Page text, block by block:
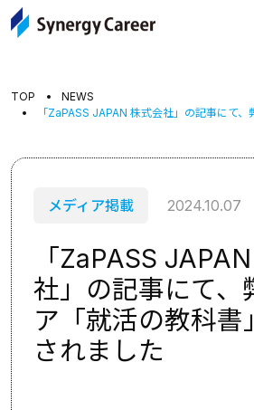
TOP
NEWS
「ZaPASS JAPAN 株式会社」の記事にて、弊社メディ
メディア掲載 2024.10.07
「ZaPASS
社」の記事にて、
ア「就活の教科書
されました